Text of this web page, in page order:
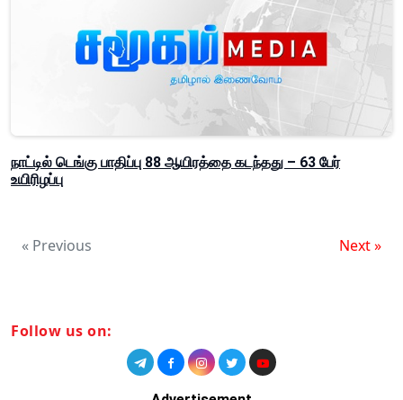
நாட்டில் டெங்கு பாதிப்பு 88 ஆயிரத்தை கடந்தது – 63 பேர்
உயிரிழப்பு
« Previous Next »
Follow us on: